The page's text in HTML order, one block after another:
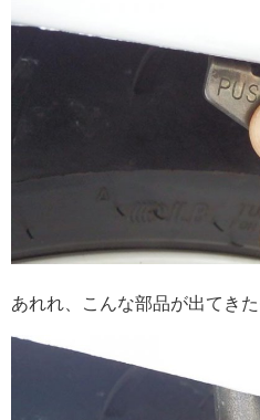
あれれ、こんな部品が出てきた